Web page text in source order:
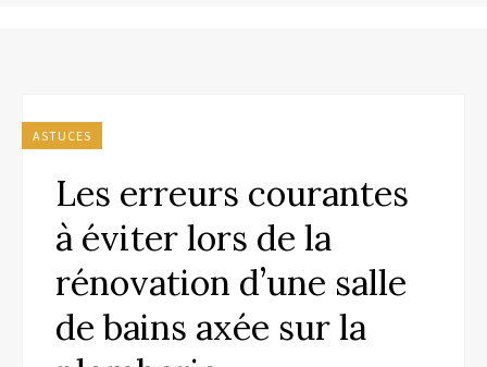
ASTUCES
Les erreurs courantes
à éviter lors de la
rénovation d’une salle
de bains axée sur la